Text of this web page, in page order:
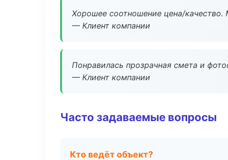
Хорошее соотношение цена/
— Клиент компании
Понравилась прозрачная смета и
— Клиент компании
Часто задаваемые вопросы
Кто ведёт объект?